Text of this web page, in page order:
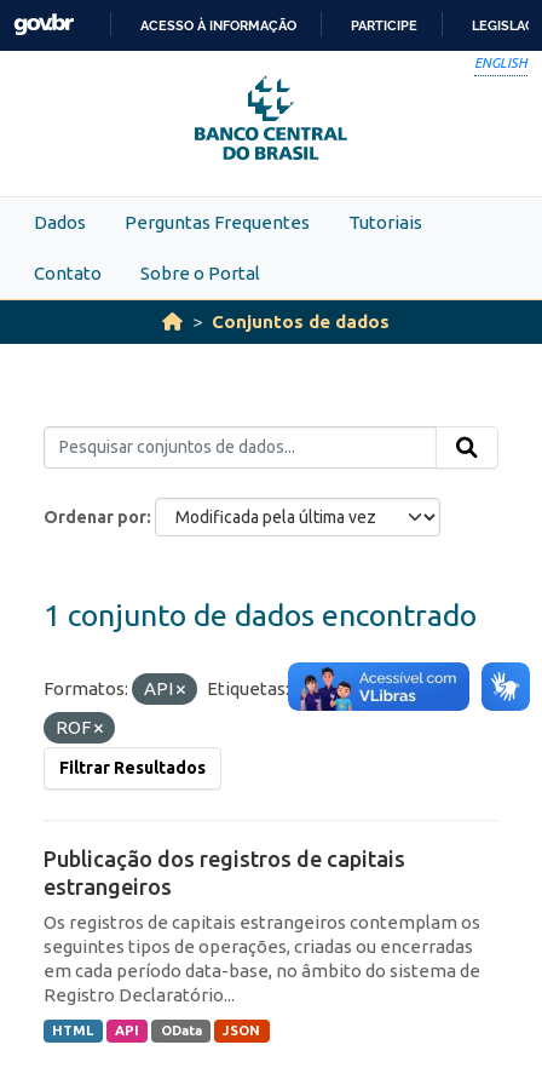
Skip to main content
PARA
O
CONTEÚDO
ACESSO À INFORMAÇÃO PARTICIPE
ENGLISH
Dados Perguntas Frequentes Tutoriais
Contato Sobre o Portal
Conjuntos de dados
Ordenar por
1 conjunto de dados encontrado
Formatos: API Etiquetas: IED
RDE
ROF
Filtrar Resultados
Publicação dos registros de capitais
estrangeiros
Os registros de capitais estrangeiros contemplam os
seguintes tipos de operações, criadas ou encerradas
em cada período data-base, no âmbito do sistema de
Registro Declaratório...
HTML API OData JSON